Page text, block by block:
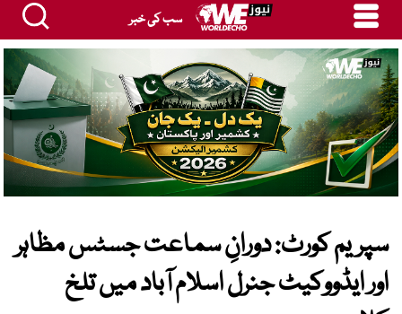
سب کی خبر
سپریم کورٹ: دورانِ سماعت جسٹس مظاہر
اور ایڈووکیٹ جنرل اسلام آباد میں تلخ